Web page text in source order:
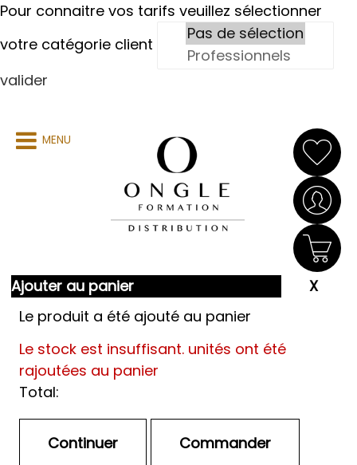
Pour connaitre vos tarifs veuillez sélectionner
votre catégorie client
valider
MENU
Ajouter au panier
Le produit a été ajouté au panier
Le stock est insuffisant. unités ont été
rajoutées au panier
Total: